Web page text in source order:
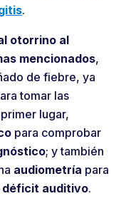
.
otorrino al
mencionados,
de fiebre, ya
tomar las
lugar,
para comprobar
; y también
audiometría para
déficit auditivo.